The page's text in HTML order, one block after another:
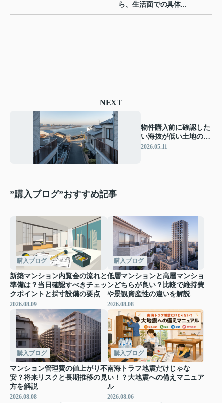
ら、生活面での具体...
NEXT
物件購入前に確認した
い海抜が低い土地のデ
メリット！災害リスク
2026.05.11
”購入ブログ”おすすめ記事
購入ブログ
新築マンション内覧会の流れと
準備は？当日確認すべきチェッ
クポイントと採寸設備の要点
2026.08.09
購入ブログ
低層マンションと高層マンショ
ンどちらが良い？比較で維持費
や景観資産性の違いを解説
2026.08.08
購入ブログ
マンション管理費の値上がり不
安？将来リスクと長期推移の見
方を解説
2026.08.08
購入ブログ
南海トラフ地震だけじゃな
い！？大地震への備えマニュア
ル
2026.08.06